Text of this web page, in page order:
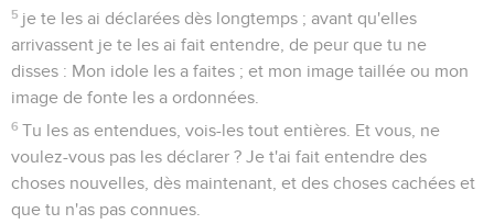
5 je te les ai déclarées dès longtemps ; avant qu'elles
arrivassent je te les ai fait entendre, de peur que tu ne
disses : Mon idole les a faites ; et mon image taillée ou mon
image de fonte les a ordonnées.
6 Tu les as entendues, vois-les tout entières. Et vous, ne
voulez-vous pas les déclarer ? Je t'ai fait entendre des
choses nouvelles, dès maintenant, et des choses cachées et
que tu n'as pas connues.